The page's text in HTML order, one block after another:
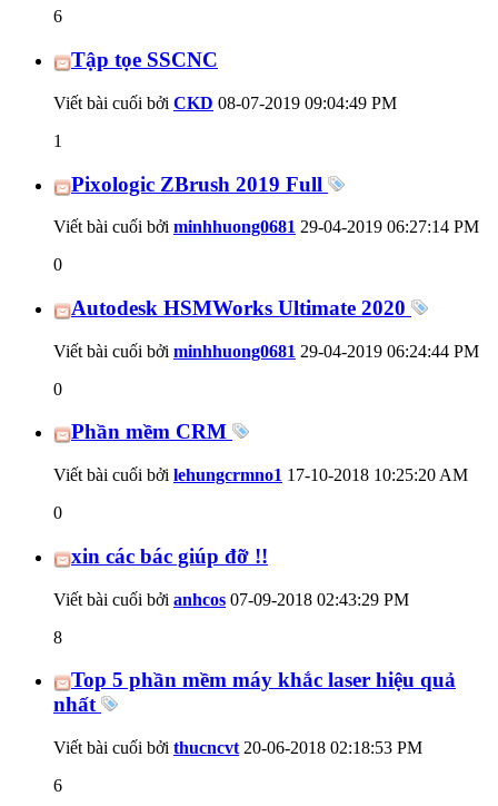
6
Tập tọe SSCNC
Viết bài cuối bởi CKD 08-07-2019 09:04:49 PM
1
Pixologic ZBrush 2019 Full
Viết bài cuối bởi minhhuong0681 29-04-2019 06:27:14 PM
0
Autodesk HSMWorks Ultimate 2020
Viết bài cuối bởi minhhuong0681 29-04-2019 06:24:44 PM
0
Phần mềm CRM
Viết bài cuối bởi lehungcrmno1 17-10-2018 10:25:20 AM
0
xin các bác giúp đỡ !!
Viết bài cuối bởi anhcos 07-09-2018 02:43:29 PM
8
Top 5 phần mềm máy khắc laser hiệu quả
nhất
Viết bài cuối bởi thucncvt 20-06-2018 02:18:53 PM
6